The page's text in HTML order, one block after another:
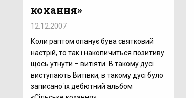
кохання»
12.12.2007
Коли раптом опанує бува святковий
настрій, то так і накопичиться позитиву
щось утнути – витіяти. В такому дусі
виступають Витівки, в такому дусі було
записано їх дебютний альбом